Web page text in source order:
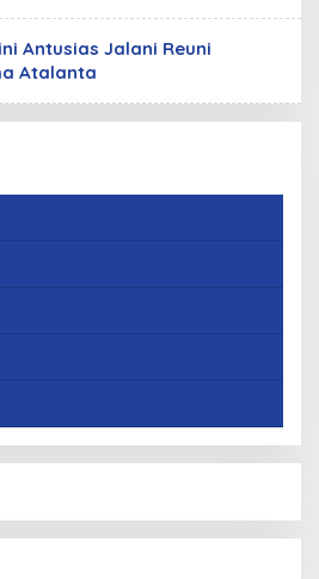
Antusias Jalani Reuni
Atalanta